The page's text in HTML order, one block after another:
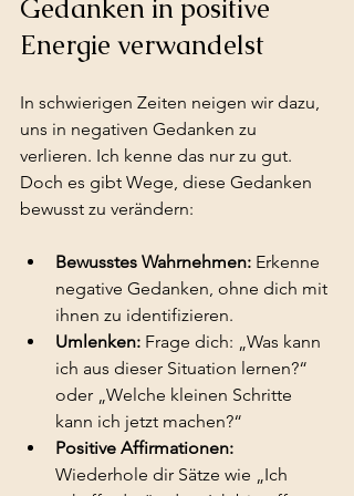
Gedanken in positive
Energie verwandelst
In schwierigen Zeiten neigen wir dazu,
uns in negativen Gedanken zu
verlieren. Ich kenne das nur zu gut.
Doch es gibt Wege, diese Gedanken
bewusst zu verändern:
Bewusstes Wahrnehmen: Erkenne
negative Gedanken, ohne dich mit
ihnen zu identifizieren.
Umlenken: Frage dich: „Was kann
ich aus dieser Situation lernen?“
oder „Welche kleinen Schritte
kann ich jetzt machen?“
Positive Affirmationen:
Wiederhole dir Sätze wie „Ich